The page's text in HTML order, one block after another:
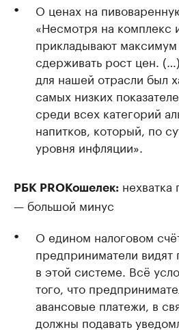
О ценах на
«Несмотря на комплекс
прикладывают
сдерживать рост цен.
для нашей отрасли был
самых низких
среди всех категорий
напитков, который, по
уровня инфляции».
РБК PROКошелек:
— большой минус
О едином налоговом
предприниматели видят
в этой системе. Всё
того, что
авансовые платежи, в
должны подавать